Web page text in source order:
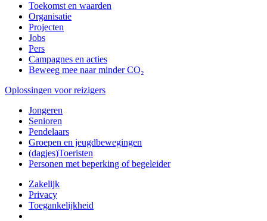
Toekomst en waarden
Organisatie
Projecten
Jobs
Pers
Campagnes en acties
Beweeg mee naar minder CO₂
Oplossingen voor reizigers
Jongeren
Senioren
Pendelaars
Groepen en jeugdbewegingen
(dagjes)Toeristen
Personen met beperking of begeleider
Zakelijk
Privacy
Toegankelijkheid